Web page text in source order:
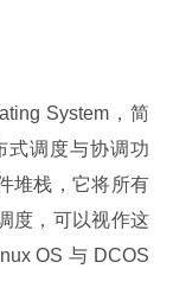
System，简
式调度与协调功
堆栈，它将所有
度，可以视作这
OS 与 DCOS